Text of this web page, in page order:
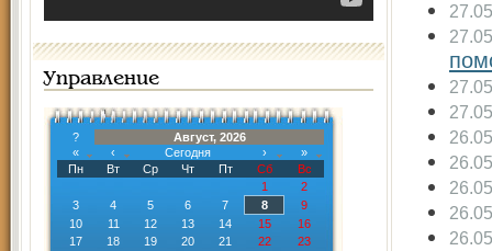
Управление
?
Август, 2026
«
‹ Сегодня ›
»
Пн
Вт Ср Чт Пт Сб
Вс
1
2
3
4 5 6 7 8
9
10
11 12 13 14 15
16
17
18 19 20 21 22
23